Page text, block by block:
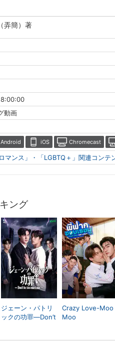
弄簡）著
動画
Android iOS Chromecast
マンス」・「LGBTQ＋」関連コンテ
ング
ジェーン・パトリ
ックの功罪―Don’t
Crazy Love-Moo
Moo